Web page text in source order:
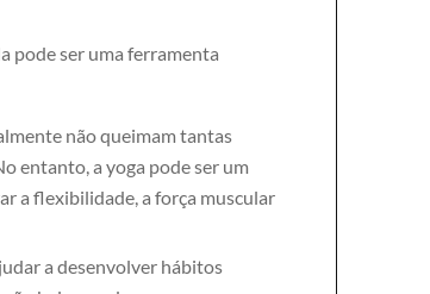
pode ser uma ferramenta
não queimam tantas
entanto, a yoga pode ser um
a flexibilidade, a força muscular
a desenvolver hábitos